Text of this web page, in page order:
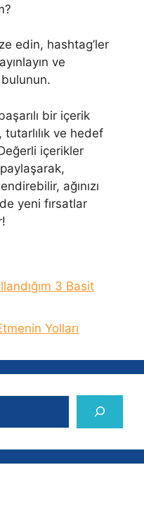
edin, hashtag’ler
ve
bir içerik
ve hedef
içerikler
ağınızı
yeni fırsatlar
3 Basit
Yolları